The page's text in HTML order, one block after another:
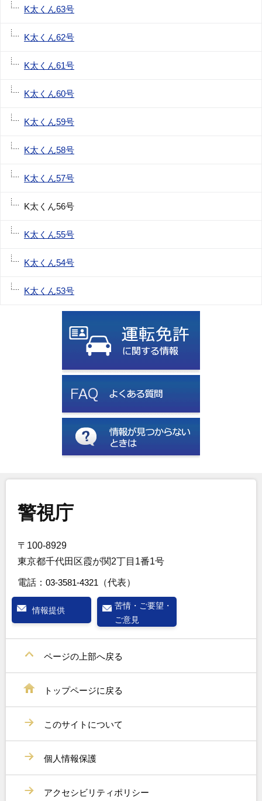
K太くん63号
K太くん62号
K太くん61号
K太くん60号
K太くん59号
K太くん58号
K太くん57号
K太くん56号
K太くん55号
K太くん54号
K太くん53号
警視庁
〒100-8929
東京都千代田区霞が関2丁目1番1号
電話： 03-3581-4321 （代表）
情報提供
苦情・ご要望・
ご意見
ページの上部へ戻る
トップページに戻る
このサイトについて
個人情報保護
アクセシビリティポリシー